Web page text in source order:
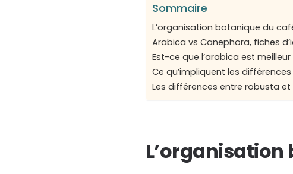
Sommaire
L’organisation botanique du
Arabica vs Canephora, fiches
Est-ce que l’arabica est
Ce qu’impliquent les
Les différences entre robusta